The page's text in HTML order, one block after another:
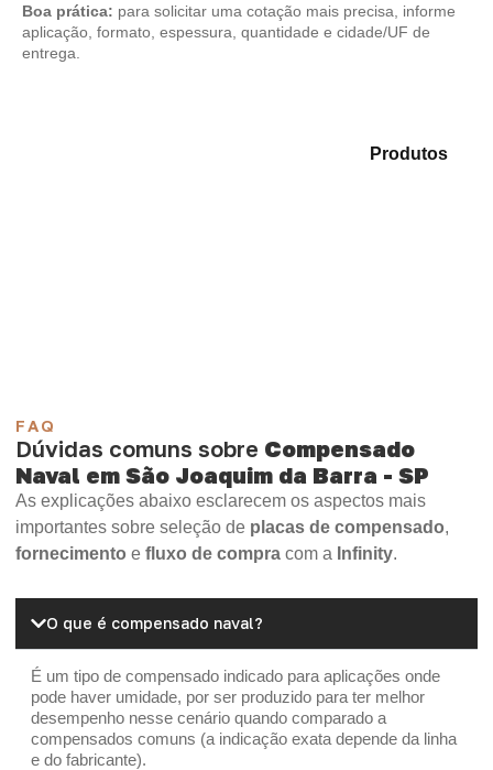
Boa prática: para solicitar uma cotação mais precisa, informe
aplicação, formato, espessura, quantidade e cidade/UF de
entrega.
Produtos
FAQ
Dúvidas comuns sobre Compensado
Naval em São Joaquim da Barra - SP
As explicações abaixo esclarecem os aspectos mais
importantes sobre seleção de placas de compensado,
fornecimento e fluxo de compra com a Infinity.
O que é compensado naval?
É um tipo de compensado indicado para aplicações onde
pode haver umidade, por ser produzido para ter melhor
desempenho nesse cenário quando comparado a
compensados comuns (a indicação exata depende da linha
e do fabricante).